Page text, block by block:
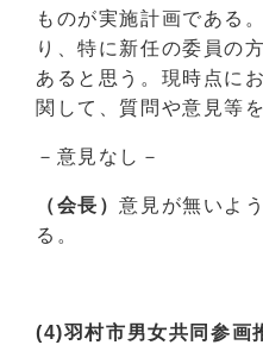
ものが実施計画である
り、特に新任の委員の
あると思う。現時点に
関して、質問や意見等
－意見なし－
（会長）意見が無いよ
る。
(4)羽村市男女共同参画